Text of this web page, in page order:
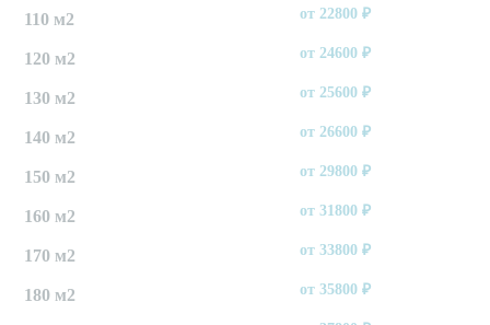
110 м2 от22800 ₽
120 м2 от24600 ₽
130 м2 от25600 ₽
140 м2 от26600 ₽
150 м2 от29800 ₽
160 м2 от31800 ₽
170 м2 от33800 ₽
180 м2 от35800 ₽